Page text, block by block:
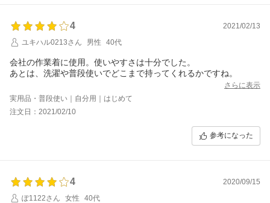
4
2021/02/13
ユキハル0213さん
男性 40代
会社の作業着に使用。使いやすさは十分でした。
あとは、洗濯や普段使いでどこまで持ってくれるかですね。
さらに表示
実用品・普段使い｜自分用｜はじめて
注文日：2021/02/10
参考になった
4
2020/09/15
ぽ1122さん
女性 40代